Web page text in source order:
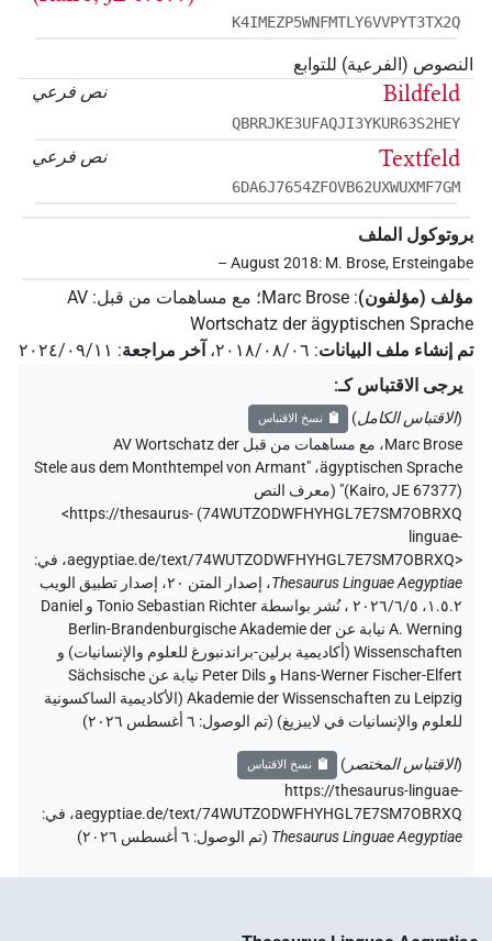
K4IMEZP5WNFMTLY6VVPYT3TX2Q
النصوص (الفرعية) للتوابع
نص فرعي
Bildfeld
QBRRJKE3UFAQJI3YKUR63S2HEY
نص فرعي Textfeld
6DA6J7654ZFOVB62UXWUXMF7GM
بروتوكول الملف
– August 2018: M. Brose, Ersteingabe
مؤلف (مؤلفون):
Marc Brose؛ مع مساهمات من قبل:
AV
Wortschatz der ägyptischen Sprache
تم إنشاء ملف البيانات: ٢٠١٨/٠٨/٠٦، آخر مراجعة: ٢٠٢٤/٠٩/١١
يرجى الاقتباس كـ:
(الاقتباس الكامل) نسخ الاقتباس
Marc Brose، مع مساهمات من قبل AV Wortschatz der
ägyptischen Sprache، "Stele aus dem Monthtempel von Armant
(Kairo, JE 67377)" (
معرف النص
74WUTZODWFHYHGL7E7SM7OBRXQ
)
<https://thesaurus-
linguae-
aegyptiae.de/text/74WUTZODWFHYHGL7E7SM7OBRXQ>، في:
Thesaurus Linguae Aegyptiae،
إصدار المتن ٢٠، إصدار تطبيق الويب
۱.٥.٢، ٢٠٢٦/٦/٥ ، نُشر بواسطة Tonio Sebastian Richter و Daniel
A. Werning نيابة عن Berlin-Brandenburgische Akademie der
Wissenschaften (أكاديمية برلين-براندنبورغ للعلوم والإنسانيات) و
Hans-Werner Fischer-Elfert و Peter Dils نيابة عن Sächsische
Akademie der Wissenschaften zu Leipzig (الأكاديمية الساكسونية
للعلوم والإنسانيات في لايبزيغ) (تم الوصول: ٦ أغسطس ٢٠٢٦ )
(الاقتباس المختصر ) نسخ الاقتباس
https://thesaurus-linguae-
aegyptiae.de/text/74WUTZODWFHYHGL7E7SM7OBRXQ، في:
Thesaurus Linguae Aegyptiae
(تم الوصول: ٦ أغسطس ٢٠٢٦ )